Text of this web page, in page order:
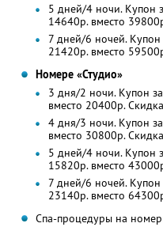
5 дней/4 ночи. Купон
14640р. вместо
7 дней/6 ночей. Купон
21420р. вместо
Номере «Студио»
3 дня/2 ночи. Купон
вместо 20400р.
4 дня/3 ночи. Купон
вместо 30800р.
5 дней/4 ночи. Купон
15820р. вместо
7 дней/6 ночей. Купон
23140р. вместо
Спа-процедуры на